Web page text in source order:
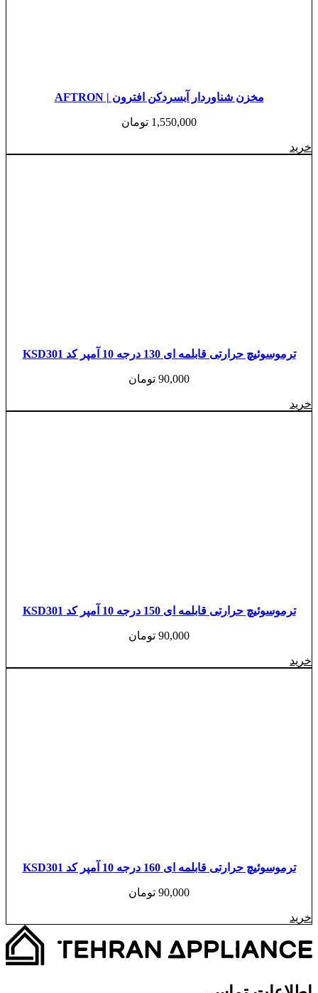
مخزن شناوردار آبسردکن افترون | AFTRON
1,550,000 تومان
خرید
ترموسوئیچ حرارتی قابلمه ای 130 درجه 10 آمپر کد KSD301
90,000 تومان
خرید
ترموسوئیچ حرارتی قابلمه ای 150 درجه 10 آمپر کد KSD301
90,000 تومان
خرید
ترموسوئیچ حرارتی قابلمه ای 160 درجه 10 آمپر کد KSD301
90,000 تومان
خرید